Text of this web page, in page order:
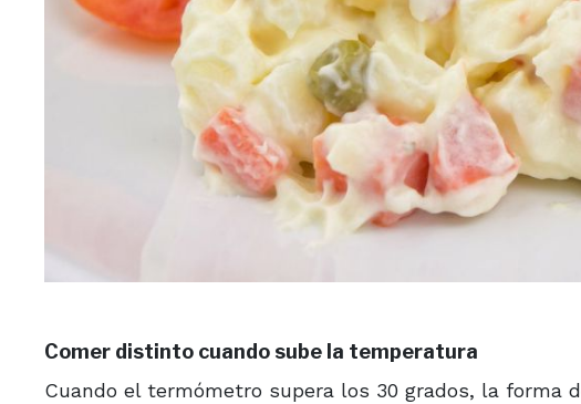
Comer distinto cuando sube la temperatura
Cuando el termómetro supera los 30 grados, la forma